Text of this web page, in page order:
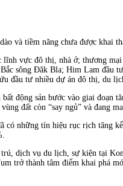
và tiềm năng chưa được khai
vực đô thị, nhà ở; thương
sông Đăk Bla; Him Lam
đầu tư nhiều dự án đô thị,
động sản bước vào giai
đất còn “say ngủ” và đang
có những tín hiệu rục rịch
dịch vụ du lịch, sự kiện tại
trở thành tâm điểm khai phá